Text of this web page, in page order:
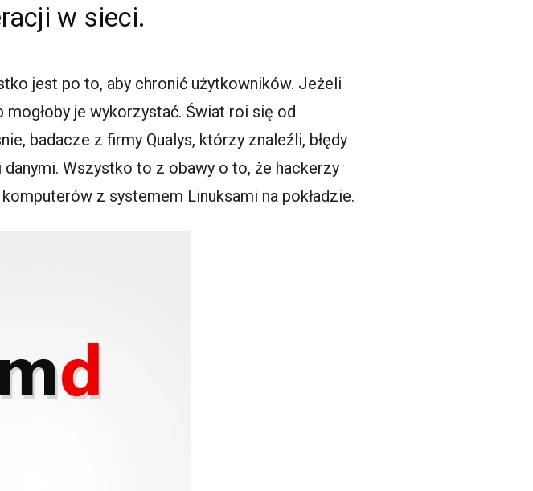
w sieci.
jest po to, aby chronić użytkowników. Jeżeli
je wykorzystać. Świat roi się od
badacze z firmy Qualys, którzy znaleźli, błędy
Wszystko to z obawy o to, że hackerzy
z systemem Linuksami na pokładzie.